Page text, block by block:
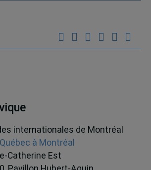
internationales de Montréal
à Montréal
Catherine Est